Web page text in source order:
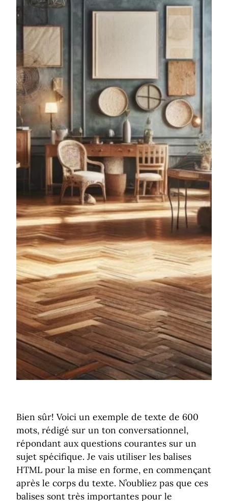
Bien sûr! Voici un exemple de texte de 600
mots, rédigé sur un ton conversationnel,
répondant aux questions courantes sur un
sujet spécifique. Je vais utiliser les balises
HTML pour la mise en forme, en commençant
après le corps du texte. N’oubliez pas que ces
balises sont très importantes pour le